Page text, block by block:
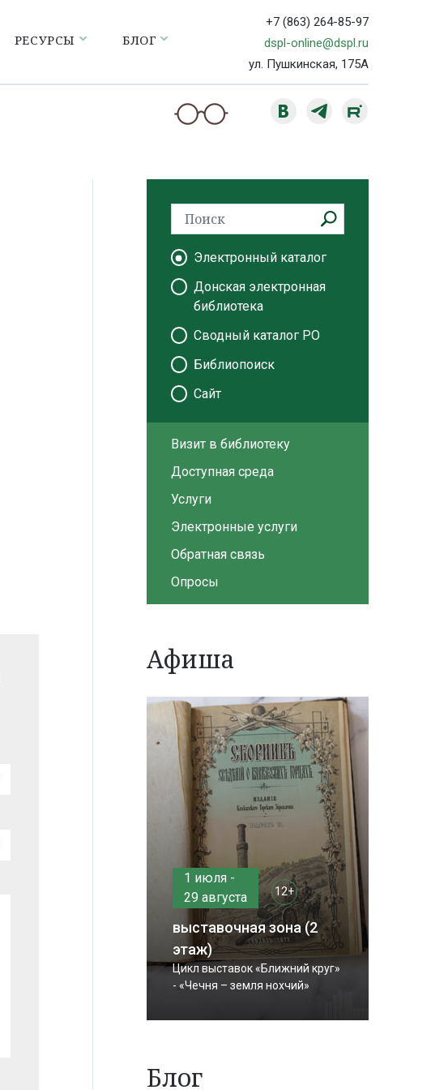
РЕСУРСЫ БЛОГ
+7 (863) 264-85-97
dspl-online@dspl.ru
ул. Пушкинская, 175А
Электронный каталог
Донская электронная
библиотека
Сводный каталог РО
Библиопоиск
Сайт
Визит в библиотеку
Доступная среда
Услуги
Электронные услуги
Обратная связь
Опросы
Афиша
1 июля -
29 августа
12+
выставочная зона (2
этаж)
Цикл выставок «Ближний круг»
- «Чечня – земля нохчий»
Блог